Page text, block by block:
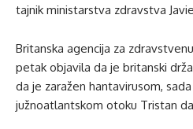
tajnik ministarstva zdravstva
Britanska agencija za
petak objavila da je britanski
da je zaražen hantavirusom,
južnoatlantskom otoku Tristan